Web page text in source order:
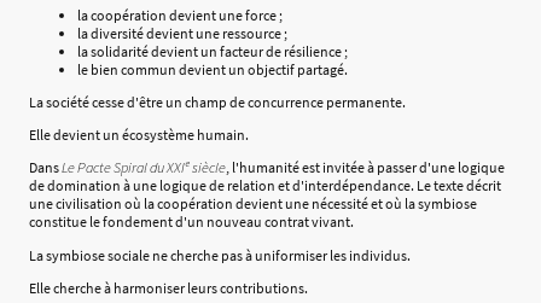
la coopération devient une force ;
la diversité devient une ressource ;
la solidarité devient un facteur de résilience ;
le bien commun devient un objectif partagé.
La société cesse d'être un champ de concurrence permanente.
Elle devient un écosystème humain.
DansLe Pacte Spiral du XXIᵉ siècle, l'humanité est invitée à passer d'une logique
de domination à une logique de relation et d'interdépendance. Le texte décrit
une civilisation où la coopération devient une nécessité et où la symbiose
constitue le fondement d'un nouveau contrat vivant.
La symbiose sociale ne cherche pas à uniformiser les individus.
Elle cherche à harmoniser leurs contributions.